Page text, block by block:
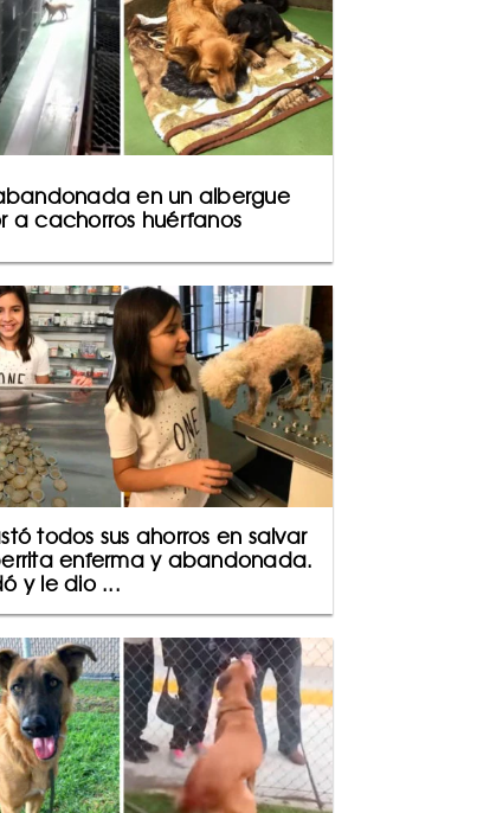
en un albergue
a cachorros huérfanos
todos sus ahorros en salvar
enferma y abandonada.
y le dio ...